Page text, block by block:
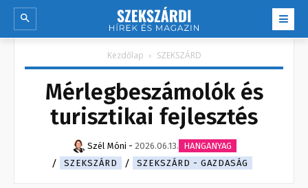
Kezdőlap SZEKSZÁRD
Mérlegbeszámolók és
turisztikai fejlesztés
Szél Móni - 2026.06.13. HANGANYAG
SZEKSZÁRD
SZEKSZÁRD - GAZDASÁG